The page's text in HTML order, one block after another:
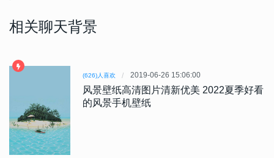
相关聊天背景
(626)人喜欢 2019-06-26 15:06:00
风景壁纸高清图片清新优美 2022夏季好看
的风景手机壁纸